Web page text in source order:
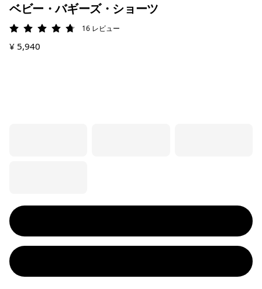
ベビー・バギーズ・ショーツ
評価: 4.8 / 5
16 レビュー
¥ 5,940